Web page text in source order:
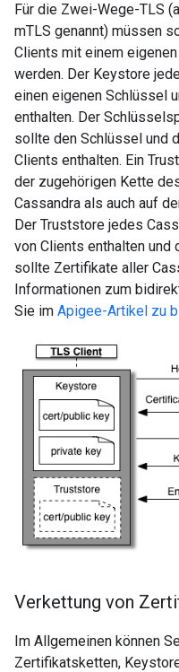
Für die Zwei-Wege-TLS
mTLS genannt) müssen
Clients mit einem
werden. Der Keystore
einen eigenen Schlüssel
enthalten. Der
sollte den Schlüssel und
Clients enthalten. Ein
der zugehörigen Kette
Cassandra als auch auf
Der Truststore jedes
von Clients enthalten
sollte Zertifikate aller
Informationen zum
Sie im Apigee-Artikel zu
Verkettung von
Im Allgemeinen können
Zertifikatsketten,